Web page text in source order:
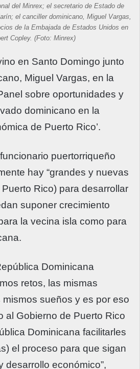
del Minrex; el secretario de Estado de
el canciller dominicano, Miguel Vargas,
de la Embajada de Estados Unidos en
Copley. (Foto: Minrex)
en Santo Domingo junto
Miguel Vargas, en la
sobre oportunidades y
dominicano en la
de Puerto Rico’.
puertorriqueño
hay “grandes y nuevas
Rico) para desarrollar
suponer crecimiento
la vecina isla como para
Dominicana
retos, las mismas
sueños y es por eso
al Gobierno de Puerto Rico
Dominicana facilitarles
el proceso para que sigan
desarrollo económico”,